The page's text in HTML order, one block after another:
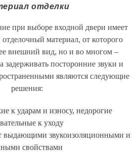
отделки
при выборе входной двери имеет
материал, от которого
ее внешний вид, но и во многом –
задерживать посторонние звуки и
являются следующие
решения:
к ударам и износу, недорогие
к уходу
выдающими звукоизоляционными и
свойствами